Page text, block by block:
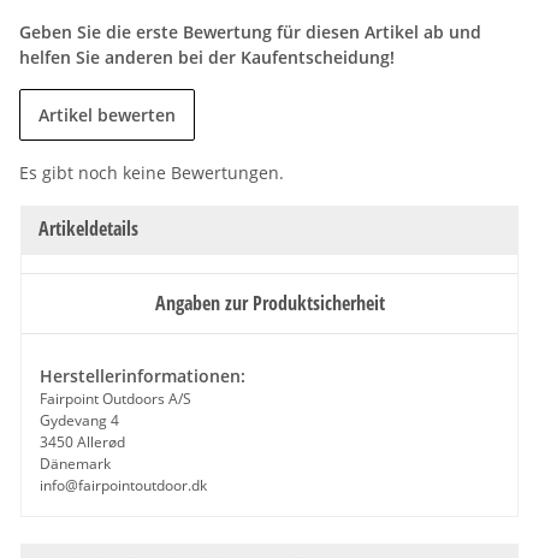
Geben Sie die erste Bewertung für diesen Artikel ab und
helfen Sie anderen bei der Kaufentscheidung!
Artikel bewerten
Es gibt noch keine Bewertungen.
Artikeldetails
Angaben zur Produktsicherheit
Herstellerinformationen:
Fairpoint Outdoors A/S
Gydevang 4
3450 Allerød
Dänemark
info@fairpointoutdoor.dk